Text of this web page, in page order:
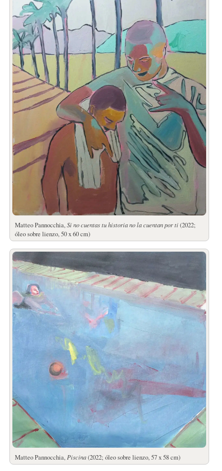
Matteo Pannocchia,Si no cuentas tu historia no la cuentan por ti(2022;
óleo sobre lienzo, 50 x 60 cm)
Matteo Pannocchia, Piscina(2022; óleo sobre lienzo, 57 x 58 cm)